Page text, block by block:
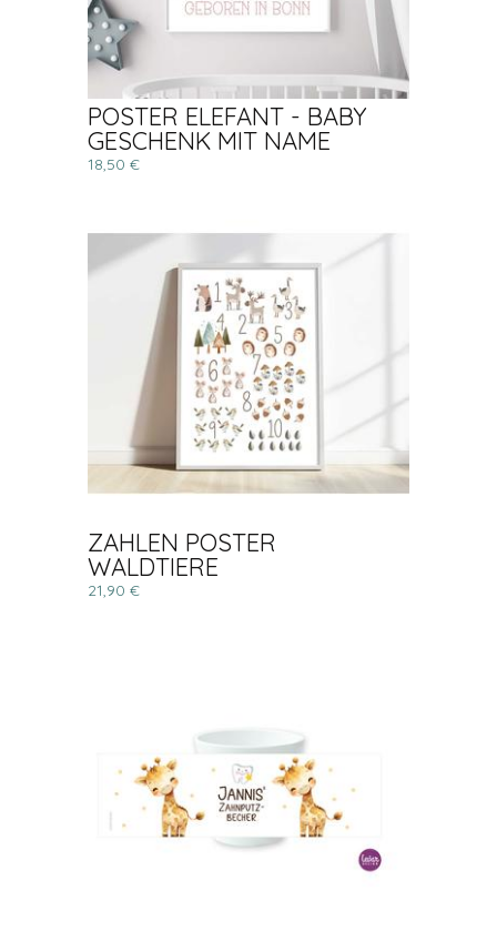
POSTER ELEFANT - BABY
GESCHENK MIT NAME
18,50 €
ZAHLEN POSTER
WALDTIERE
21,90 €